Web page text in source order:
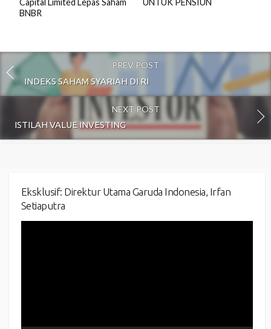
BNBR
PREV POST
INDEKS SAHAM SYARIAH DI RI
NEXT POST
ISTILAH VALUE INVESTING
Eksklusif: Direktur Utama Garuda Indonesia, Irfan
Setiaputra